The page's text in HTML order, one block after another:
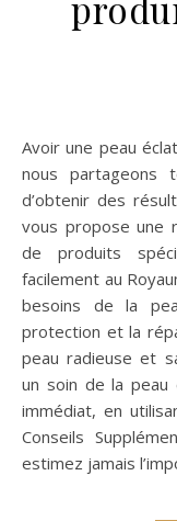
Avoir une peau éclatante et lumineuse est un objectif que
nous
d’obtenir des
vous propose une
de produits
facilement au
besoins de la
protection et la
peau radieuse et
un soin de la
immédiat, en
Conseils
estimez jamais